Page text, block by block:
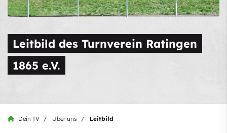
Leitbild des Turnverein Ratingen
1865 e.V.
Dein TV Über uns Leitbild